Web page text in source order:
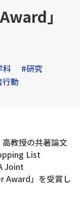
」
科
#研究
動
教授の共著論文
List
Joint
Award」を受賞し